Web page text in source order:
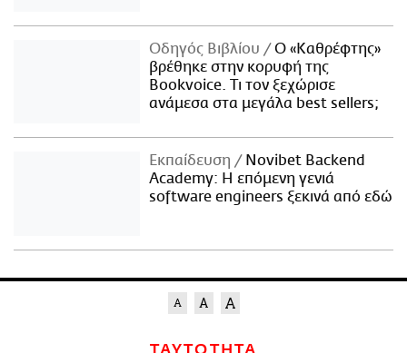
Οδηγός Βιβλίου
Ο «Καθρέφτης»
βρέθηκε στην κορυφή της
Bookvoice. Τι τον ξεχώρισε
ανάμεσα στα μεγάλα best sellers;
Εκπαίδευση
Novibet Backend
Academy: Η επόμενη γενιά
software engineers ξεκινά από εδώ